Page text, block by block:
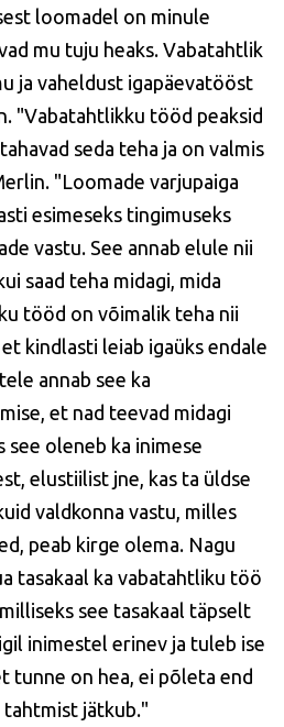
loomadel on minule
mu tuju heaks. Vabatahtlik
ja vaheldust igapäevatööst
"Vabatahtlikku tööd peaksid
seda teha ja on valmis
"Loomade varjupaiga
esimeseks tingimuseks
vastu. See annab elule nii
saad teha midagi, mida
tööd on võimalik teha nii
kindlasti leiab igaüks endale
annab see ka
et nad teevad midagi
see oleneb ka inimese
elustiilist jne, kas ta üldse
valdkonna vastu, milles
peab kirge olema. Nagu
tasakaal ka vabatahtliku töö
see tasakaal täpselt
inimestel erinev ja tuleb ise
tunne on hea, ei põleta end
tahtmist jätkub."